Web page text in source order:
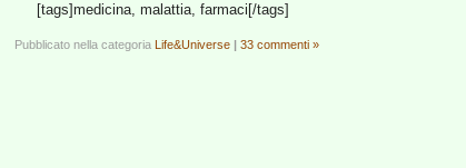
[tags]medicina, malattia, farmaci[/tags]
Pubblicato nella categoria Life&Universe | 33 commenti »